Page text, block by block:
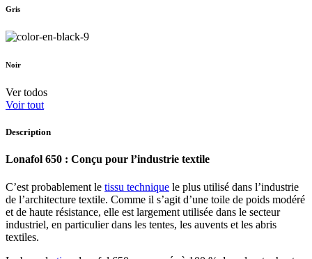
Gris
Noir
Ver todos
Voir tout
Description
Lonafol 650 : Conçu pour l’industrie textile
C’est probablement le tissu technique le plus utilisé dans l’industrie
de l’architecture textile. Comme il s’agit d’une toile de poids modéré
et de haute résistance, elle est largement utilisée dans le secteur
industriel, en particulier dans les tentes, les auvents et les abris
textiles.